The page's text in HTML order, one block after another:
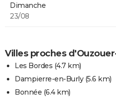
Dimanche
23/08
Villes proches
Les Bordes (4.7 km)
Dampierre-en-Burly(5.6 km)
Bonnée (6.4 km)